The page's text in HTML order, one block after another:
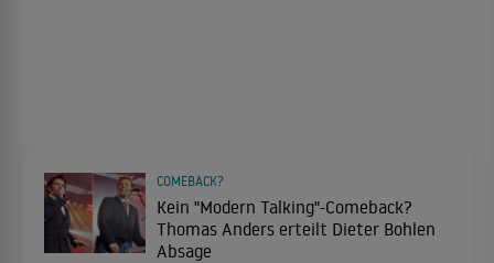
Kein "Modern Talking"-Comeback?
Thomas Anders erteilt Dieter Bohlen
Absage
COMEBACK?